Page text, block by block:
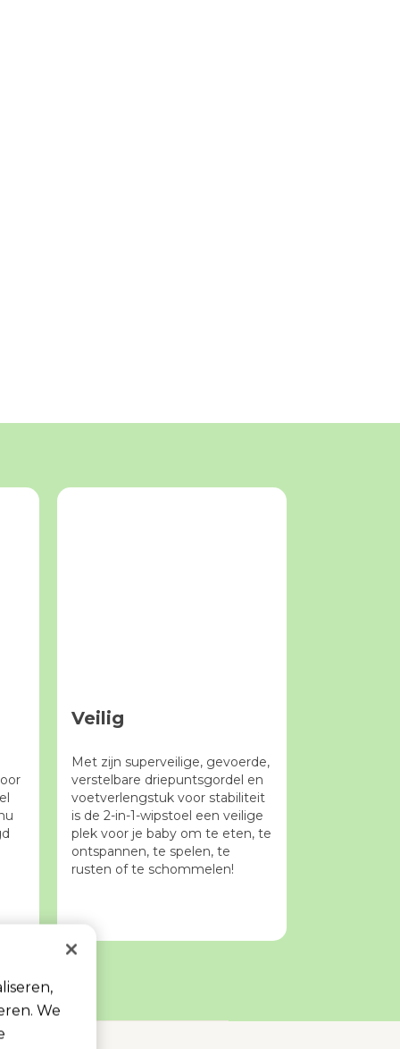
Veilig
Met zijn superveilige, gevoerde,
verstelbare driepuntsgordel en
voetverlengstuk voor stabiliteit
is de 2-in-1-wipstoel een veilige
plek voor je baby om te eten, te
ontspannen, te spelen, te
rusten of te schommelen!
We